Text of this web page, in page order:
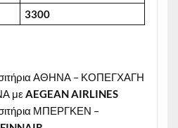
3300
ΑΘΗΝΑ – ΚΟΠΕΓΧΑΓΗ
μεAEGEANAIRLINES
ΜΠΕΡΓΚΕΝ –